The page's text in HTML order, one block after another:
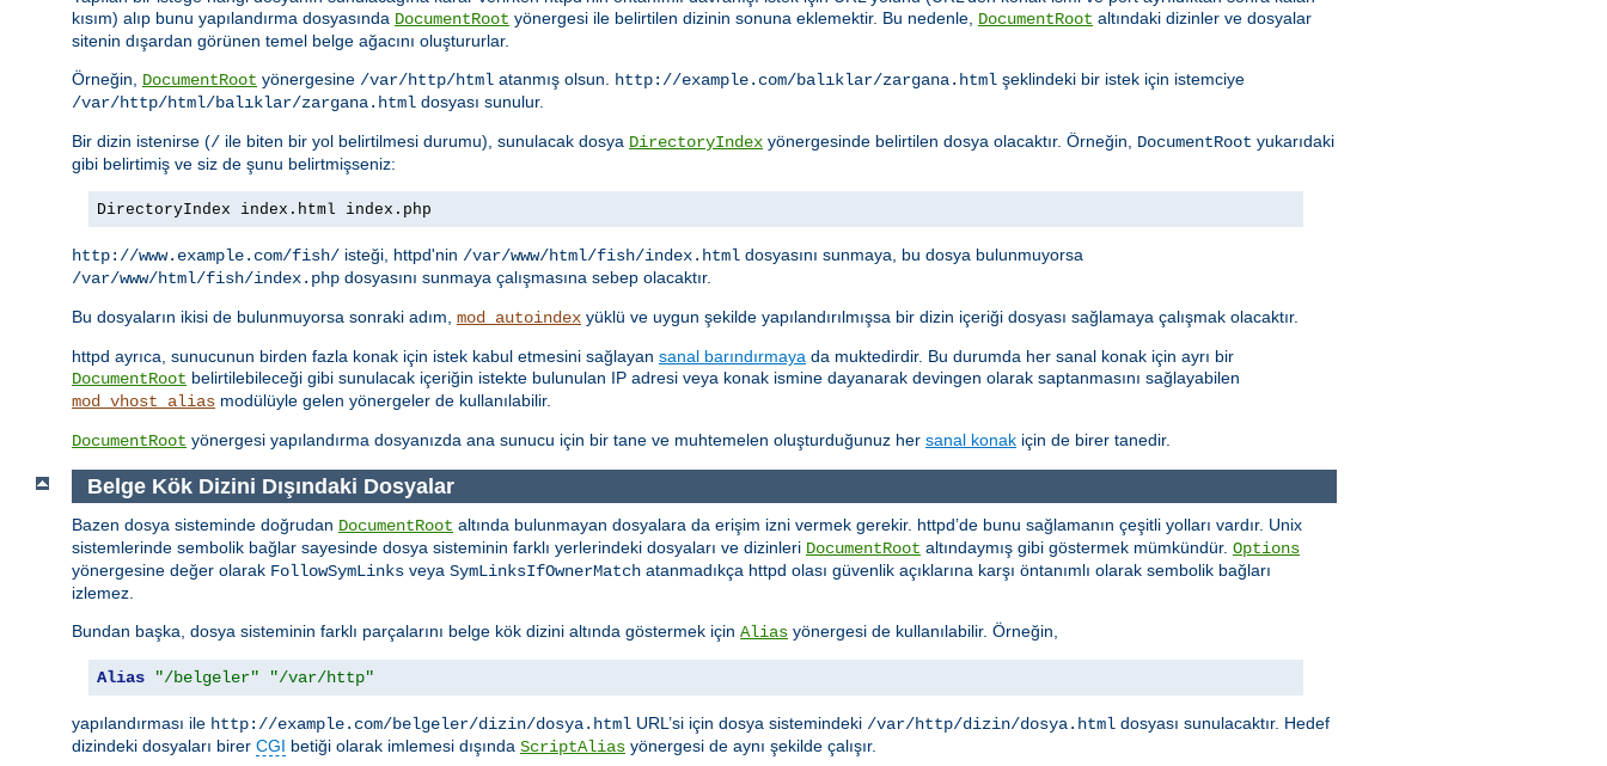
kısım) alıp bunu yapılandırma dosyasında DocumentRoot yönergesi ile belirtilen dizinin sonuna eklemektir. Bu nedenle, DocumentRoot altındaki dizinler ve dosyalar
sitenin dışardan görünen temel belge ağacını oluştururlar.
Örneğin, DocumentRoot yönergesine /var/http/html atanmış olsun. http://example.com/balıklar/zargana.html şeklindeki bir istek için istemciye
/var/http/html/balıklar/zargana.html dosyası sunulur.
Bir dizin istenirse (/ ile biten bir yol belirtilmesi durumu), sunulacak dosya DirectoryIndex yönergesinde belirtilen dosya olacaktır. Örneğin, DocumentRoot yukarıdaki
gibi belirtimiş ve siz de şunu belirtmişseniz:
DirectoryIndex index.html index.php
http://www.example.com/fish/ isteği, httpd'nin /var/www/html/fish/index.html dosyasını sunmaya, bu dosya bulunmuyorsa
/var/www/html/fish/index.php dosyasını sunmaya çalışmasına sebep olacaktır.
Bu dosyaların ikisi de bulunmuyorsa sonraki adım, mod_autoindex yüklü ve uygun şekilde yapılandırılmışsa bir dizin içeriği dosyası sağlamaya çalışmak olacaktır.
httpd ayrıca, sunucunun birden fazla konak için istek kabul etmesini sağlayan sanal barındırmaya da muktedirdir. Bu durumda her sanal konak için ayrı bir
DocumentRoot belirtilebileceği gibi sunulacak içeriğin istekte bulunulan IP adresi veya konak ismine dayanarak devingen olarak saptanmasını sağlayabilen
mod_vhost_alias modülüyle gelen yönergeler de kullanılabilir.
DocumentRoot yönergesi yapılandırma dosyanızda ana sunucu için bir tane ve muhtemelen oluşturduğunuz her sanal konak için de birer tanedir.
Belge Kök Dizini Dışındaki Dosyalar
Bazen dosya sisteminde doğrudan DocumentRoot altında bulunmayan dosyalara da erişim izni vermek gerekir. httpd’de bunu sağlamanın çeşitli yolları vardır. Unix
sistemlerinde sembolik bağlar sayesinde dosya sisteminin farklı yerlerindeki dosyaları ve dizinleri DocumentRoot altındaymış gibi göstermek mümkündür. Options
yönergesine değer olarak FollowSymLinks veya SymLinksIfOwnerMatch atanmadıkça httpd olası güvenlik açıklarına karşı öntanımlı olarak sembolik bağları
izlemez.
Bundan başka, dosya sisteminin farklı parçalarını belge kök dizini altında göstermek için Alias yönergesi de kullanılabilir. Örneğin,
Alias "/belgeler" "/var/http"
yapılandırması ile http://example.com/belgeler/dizin/dosya.html URL’si için dosya sistemindeki /var/http/dizin/dosya.html dosyası sunulacaktır. Hedef
dizindeki dosyaları birer CGI betiği olarak imlemesi dışında ScriptAlias yönergesi de aynı şekilde çalışır.